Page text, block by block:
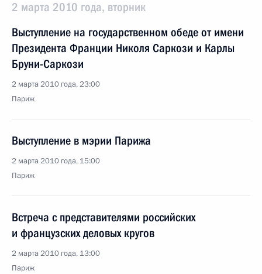
2 марта 2010 года, вторник
Выступление на государственном обеде от имени
Президента Франции Николя Саркози и Карлы
Бруни-Саркози
2 марта 2010 года, 23:00
Париж
Выступление в мэрии Парижа
2 марта 2010 года, 15:00
Париж
Встреча с представителями российских
и французских деловых кругов
2 марта 2010 года, 13:00
Париж